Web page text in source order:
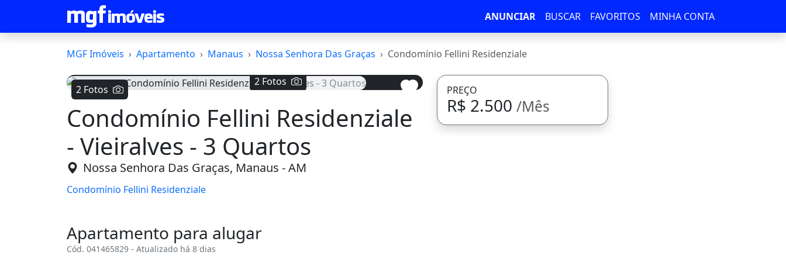
ANUNCIAR BUSCAR FAVORITOS MINHA CONTA
MGF Imóveis Apartamento Manaus Nossa Senhora Das Graças Condomínio Fellini Residenziale
2 Fotos
2 Fotos
Avançar
Condomínio Fellini Residenziale
- Vieiralves - 3 Quartos
Nossa Senhora Das Graças, Manaus - AM
Condomínio Fellini Residenziale
Apartamento para alugar
Cód. 041465829 - Atualizado há 8 dias
PREÇO
R$ 2.500/Mês